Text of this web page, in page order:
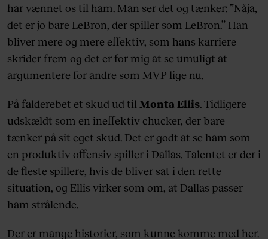
har vænnet os til ham. Man ser det og tænker: ”Nåja,
det er jo bare LeBron, der spiller som LeBron.” Han
bliver mere og mere effektiv, som hans karriere
skrider frem og det er for mig at se umuligt at
argumentere for andre som MVP lige nu.
På falderebet et skud ud til Monta Ellis. Tidligere
udskældt som en ineffektiv chucker, der bare
tænker på sit eget skud. Det er godt at se ham som
en produktiv offensiv spiller i Dallas. Talentet er der i
de fleste spillere, hvis de bliver sat i den rette
situation, og Ellis virker som om, at Dallas passer
ham strålende.
Der er mange historier, som kunne komme med her.